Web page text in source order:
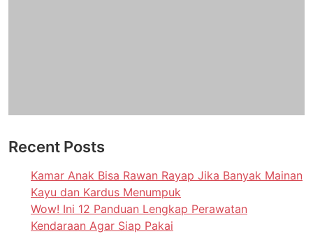
Recent Posts
Kamar Anak Bisa Rawan Rayap Jika Banyak Mainan
Kayu dan Kardus Menumpuk
Wow! Ini 12 Panduan Lengkap Perawatan
Kendaraan Agar Siap Pakai